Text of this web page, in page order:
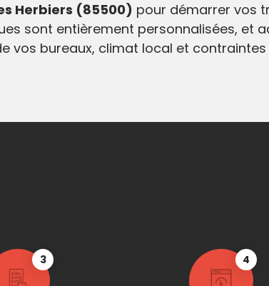
Herbiers (85500) pour démarrer vos
sont entièrement personnalisées, et
vos bureaux, climat local et
3 4